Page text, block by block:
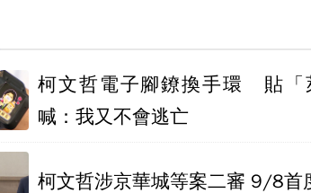
柯文哲電子腳鐐換手環 貼「
喊：我又不會逃亡
柯文哲涉京華城等案二審 9/8首